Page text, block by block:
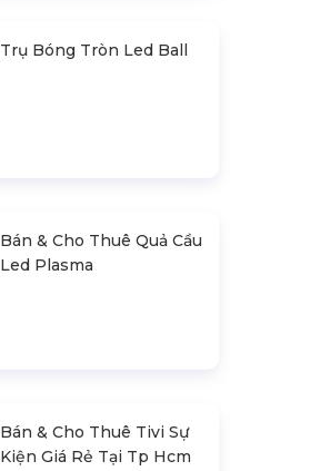
Trụ Bóng Tròn Led Ball
Bán & Cho Thuê Quả Cầu
Led Plasma
Bán & Cho Thuê Tivi Sự
Kiện Giá Rẻ Tại Tp Hcm